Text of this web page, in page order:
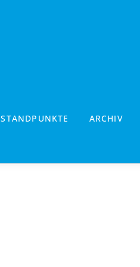
STANDPUNKTE ARCHIV